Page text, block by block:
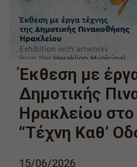
Έκθεση με
Δημοτικής
Ηρακλείου
“Τέχνη Καθ’
15/06/2026